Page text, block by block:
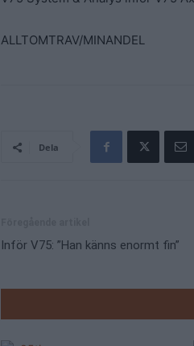
ALLTOMTRAV/MINANDEL
Dela
Inför V75: ”Han känns enormt fin”